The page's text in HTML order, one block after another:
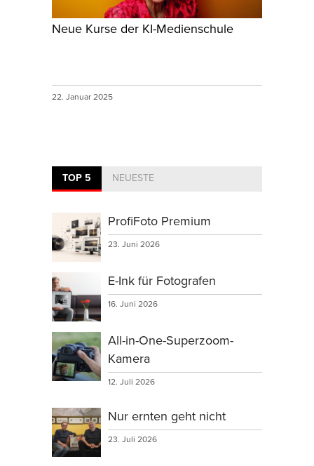
Neue Kurse der KI-Medienschule
22. Januar 2025
TOP 5 NEUESTE
ProfiFoto Premium
23. Juni 2026
E-Ink für Fotografen
16. Juni 2026
All-in-One-Superzoom-
Kamera
12. Juli 2026
Nur ernten geht nicht
23. Juli 2026